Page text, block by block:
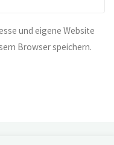
und eigene Website
Browser speichern.